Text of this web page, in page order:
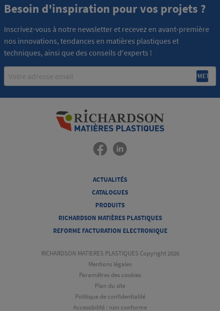
Besoin d'inspiration pour vos projets ?
Inscrivez-vous à notre newsletter et recevez en avant-première
nos innovations, tendances en matières plastiques et
techniques, ainsi que des conseils d'experts !
Email
ACTUALITÉS
CATALOGUES
PRODUITS
RICHARDSON MATIÈRES PLASTIQUES
REFORME FACTURATION ELECTRONIQUE
RICHARDSON MATIERES PLASTIQUES Copyright 2026
Mentions légales
Paramètres des cookies
Plan du site
Politique de confidentialité
Accessibilité : non conforme